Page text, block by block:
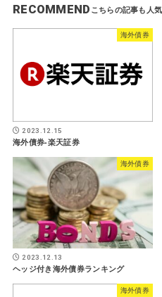
RECOMMEND
海外債券
2023.12.15
海外債券-楽天証券
海外債券
2023.12.13
ヘッジ付き海外債券ランキング
海外債券